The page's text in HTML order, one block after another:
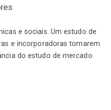
e sociais. Um estudo de
e incorporadoras tomarem
do estudo de mercado